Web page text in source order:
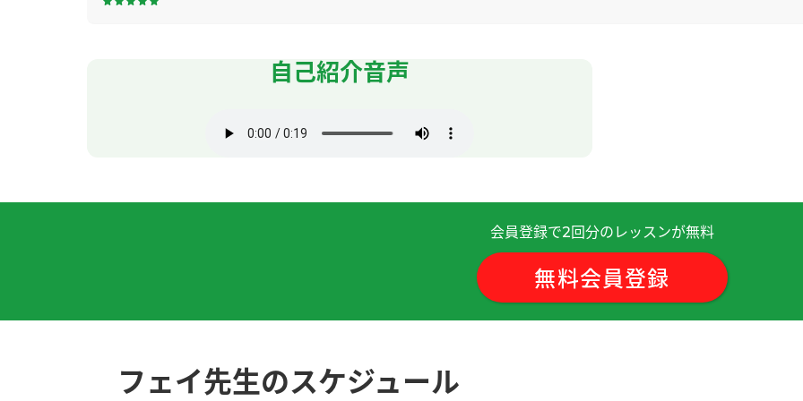
我也非常高兴。太谢谢您。( 50代 女性 )
大约三个月没见了，这次能再见到您，我真的很开心！今天聊了很多中国电视剧的话题，我也学到了不少东西
フェイ老师，原来您也看了这么多电视剧啊！每次我一说电视剧的名字，您马上就能反应过来，真让我佩服😝期
为了下次旅游更顺利，我会努力提高我的中文水平的！
自己紹介音声
会員登録で2回分のレッスンが無料
無料会員登録
フェイ先生のスケジュール